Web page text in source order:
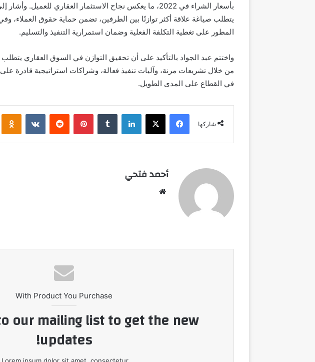
بأسعار الشراء في 2022، ما يعكس نجاح الاستثمار العقاري
يتطلب صياغة علاقة أكثر توازنًا بين الطرفين، تضمن حماية حقوق العملاء،
المطور على تغطية التكلفة الفعلية وضمان استمرارية التنفيذ والتسليم.
واختتم عبد الجواد بالتأكيد على أن تحقيق التوازن في السوق العقاري يتطلب
من خلال تشريعات مرنة، وآليات تنفيذ فعالة، وشراكات استراتيجية قادرة
في القطاع على المدى الطويل.
شاركها
فيسبوك ‫X لينكدإن بينتيريست
أحمد فتحي
With Product You Purchase
our mailing list to get the new
updates!
Lorem ipsum dolor sit amet, consectetur.